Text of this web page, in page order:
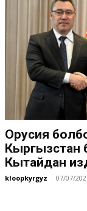
Орусия
Кыргызстан
Кытайдан
kloopkyrgyz - 07/07/